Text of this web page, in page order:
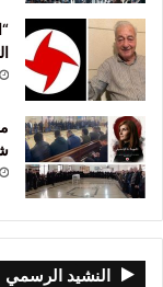
النشيد الرسمي